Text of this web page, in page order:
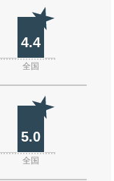
4.4
全国
5.0
全国